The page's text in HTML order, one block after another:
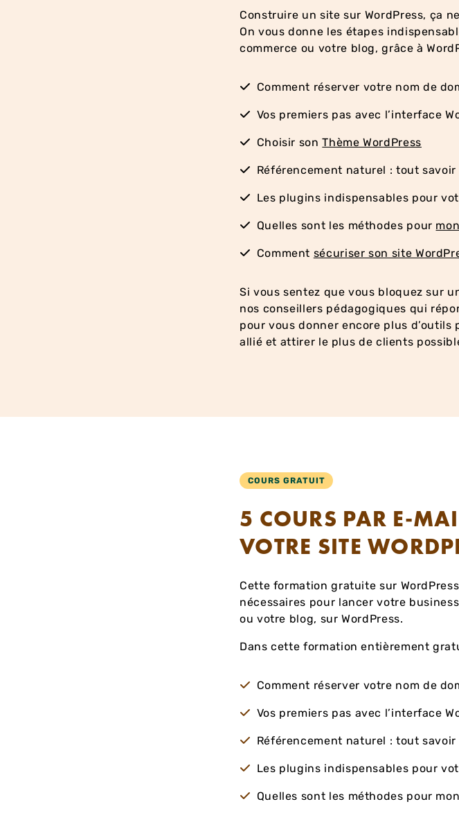
Construire un site sur WordPress, ça
On vous donne les étapes
commerce ou votre blog, grâce à
Comment réserver votre nom de
Vos premiers pas avec l’interface
Choisir sonThème WordPress
Référencement naturel : tout
Les plugins indispensables pour
Quelles sont les méthodes pour
Comment sécuriser son site
Si vous sentez que vous bloquez sur
nos conseillers pédagogiques qui
pour vous donner encore plus
allié et attirer le plus de clients
COURS GRATUIT
5 COURS PAR E-
VOTRE SITE
Cette formation gratuite sur
nécessaires pour lancer votre
ou votre blog, sur WordPress.
Dans cette formation entièrement
Comment réserver votre nom de
Vos premiers pas avec l’interface
Référencement naturel : tout
Les plugins indispensables pour
Quelles sont les méthodes pour